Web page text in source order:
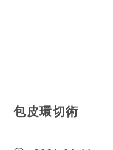
包皮環切術